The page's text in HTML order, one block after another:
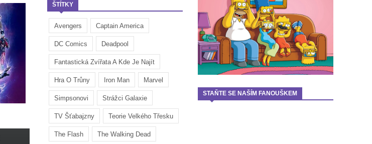
ŠTÍTKY
Avengers Captain America
DC Comics Deadpool
Fantastická Zvířata A Kde Je Najít
Hra O Trůny Iron Man Marvel
Simpsonovi Strážci Galaxie
TV Šťabajzny Teorie Velkého Třesku
The Flash The Walking Dead
STAŇTE SE NAŠÍM FANOUŠKEM